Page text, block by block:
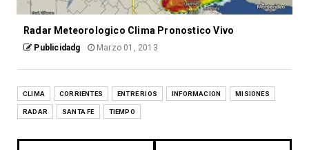
Radar Meteorologico Clima Pronostico Vivo
Publicidadg Marzo 01, 2013
CLIMA CORRIENTES ENTRE RIOS INFORMACION MISIONES
RADAR SANTA FE TIEMPO